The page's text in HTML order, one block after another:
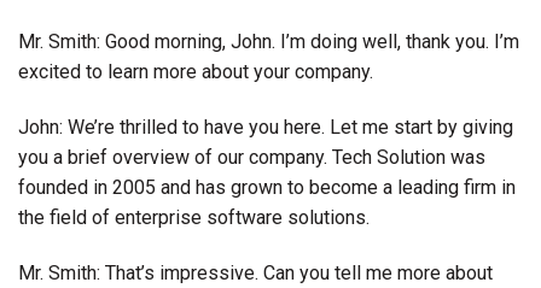
Mr. Smith: Good morning, John. I’m doing well, thank you. I’m
excited to learn more about your company.
John: We’re thrilled to have you here. Let me start by giving
you a brief overview of our company. Tech Solution was
founded in 2005 and has grown to become a leading firm in
the field of enterprise software solutions.
Mr. Smith: That’s impressive. Can you tell me more about